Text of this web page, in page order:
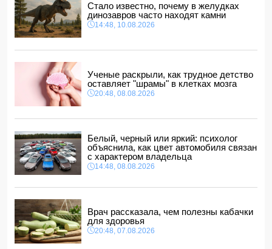
Ученые раскрыли, как трудное детство оставляет
"шрамы" в клетках мозга
20:48, 08.08.2026
Месси получил наибольшее количество угроз во время
20:28, 08.08.2026
В Баку обнаружено и изъято около 30 кг наркотиков
20:20, 08.08.2026
открыли путь к прочному и необратимому миру
20:00, 08.08.2026
Стало известно, почему в желудках
динозавров часто находят камни
14:48, 10.08.2026
Ученые раскрыли, как трудное детство
оставляет "шрамы" в клетках мозга
20:48, 08.08.2026
Белый, черный или яркий: психолог
объяснила, как цвет автомобиля связан
с характером владельца
14:48, 08.08.2026
Врач рассказала, чем полезны кабачки
для здоровья
20:48, 07.08.2026